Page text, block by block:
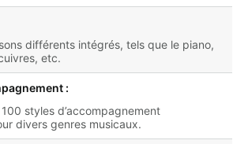
différents intégrés, tels que le piano,
etc.
:
styles d’accompagnement
divers genres musicaux.